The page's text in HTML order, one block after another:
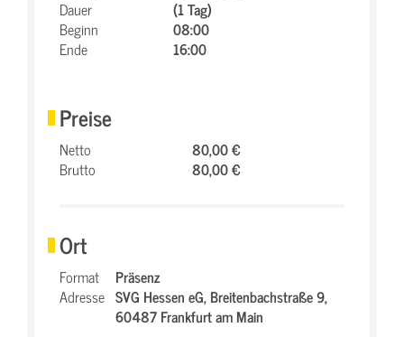
Dauer
(1 Tag)
Beginn
08:00
Ende
16:00
Preise
Netto
80,00 €
Brutto
80,00 €
Ort
Format
Präsenz
Adresse SVG Hessen eG,Breitenbachstraße 9,
60487 Frankfurt am Main